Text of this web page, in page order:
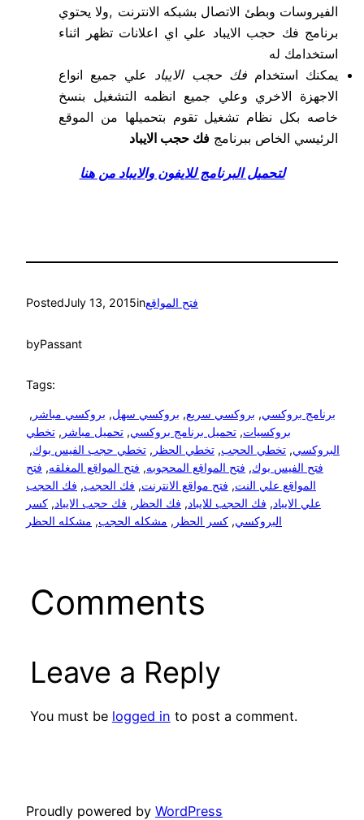
الفيروسات وبطئ الاتصال بشبكه الانترنت ,ولا يحتوي
برنامج فك حجب الايباد علي اي اعلانات تظهر اثناء
استخدامك له
يمكنك استخدام فك حجب الايباد علي جميع انواع
الاجهزة الاخري وعلي جميع انظمه التشغيل بنسخ
خاصه بكل نظام تشغيل تقوم بتحميلها من الموقع
الرئيسي الخاص ببرنامج فك حجب الايباد
لتحميل البرنامج للايفون والايباد من هنا
PostedJuly 13, 2015inفتح المواقع
byPassant
Tags:
برنامج بروكسي, بروكسي سريع, بروكسي سهل, بروكسي مباشر ,
بروكسيات, تحميل برنامج بروكسي, تحميل مباشر , تخطي
البروكسي, تخطي الحجب, تخطي الحظر , تخطي حجب الفيس بوك,
فتح الفيس بوك, فتح المواقع المحجوبه, فتح المواقع المغلقه, فتح
المواقع علي النت, فتح مواقع الانترنت, فك الحجب, فك الحجب
علي الايباد, فك الحجب للايباد, فك الحظر , فك حجب الايباد, كسر
البروكسي, كسر الحظر , مشكله الحجب, مشكله الحظر
Comments
Leave a Reply
You must be logged in to post a comment.
Proudly powered by WordPress